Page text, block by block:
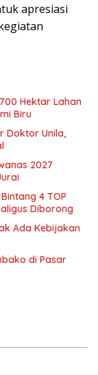
apresiasi
Hektar Lahan
Biru
Doktor Unila,
2027
4 TOP
Diborong
Ada Kebijakan
di Pasar